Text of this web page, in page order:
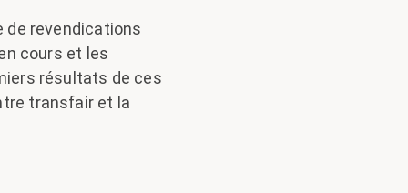
de revendications
cours et les
résultats de ces
transfair et la